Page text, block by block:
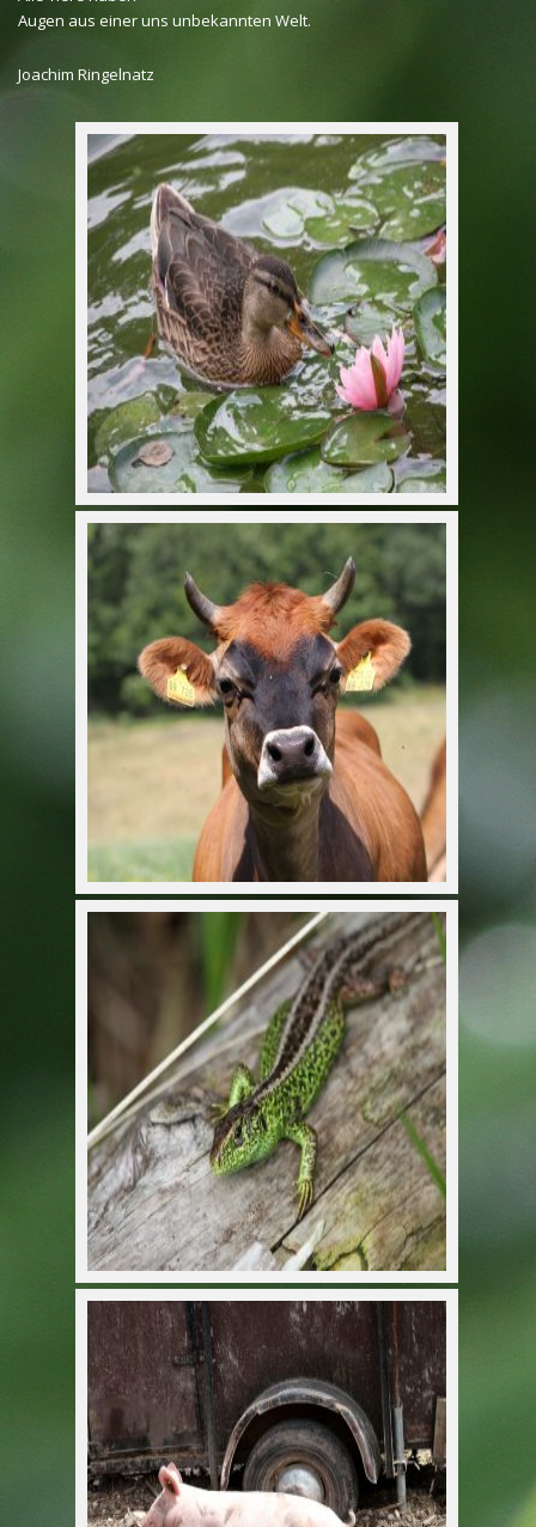
Augen aus einer uns unbekannten Welt.
Joachim Ringelnatz